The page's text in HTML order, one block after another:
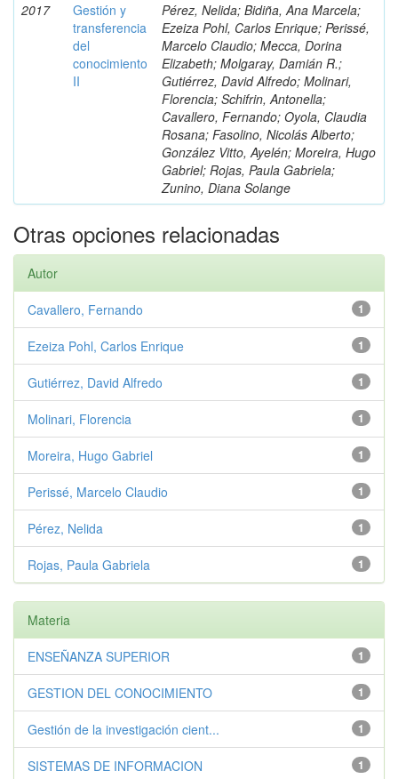
2017
Gestión y
transferencia
del
conocimiento
II
Pérez, Nelida; Bidiña, Ana Marcela;
Ezeiza Pohl, Carlos Enrique; Perissé,
Marcelo Claudio; Mecca, Dorina
Elizabeth; Molgaray, Damián R.;
Gutiérrez, David Alfredo; Molinari,
Florencia; Schifrin, Antonella;
Cavallero, Fernando; Oyola, Claudia
Rosana; Fasolino, Nicolás Alberto;
González Vitto, Ayelén; Moreira, Hugo
Gabriel; Rojas, Paula Gabriela;
Zunino, Diana Solange
Otras opciones relacionadas
Autor
1
Cavallero, Fernando
1
Ezeiza Pohl, Carlos Enrique
1
Gutiérrez, David Alfredo
1
Molinari, Florencia
1
Moreira, Hugo Gabriel
1
Perissé, Marcelo Claudio
1
Pérez, Nelida
1
Rojas, Paula Gabriela
Materia
1
ENSEÑANZA SUPERIOR
1
GESTION DEL CONOCIMIENTO
1
Gestión de la investigación cient...
1
SISTEMAS DE INFORMACION